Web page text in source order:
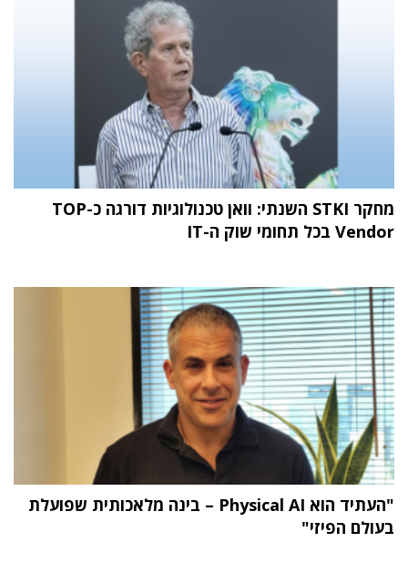
מחקר STKI השנתי: וואן טכנולוגיות דורגה כ-TOP
Vendor בכל תחומי שוק ה-IT
"העתיד הוא Physical AI – בינה מלאכותית שפועלת
בעולם הפיזי"